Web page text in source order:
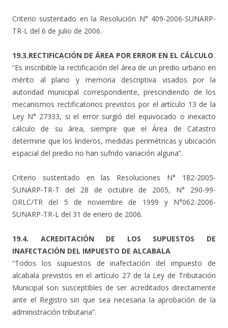
Criterio sustentado en la Resolución N° 409-2006-SUNARP-
TR-L del 6 de julio de 2006.
19.3.RECTIFICACIÓN DE ÁREA POR ERROR EN EL CÁLCULO
“Es inscribible la rectificación del área de un predio urbano en
mérito al plano y memoria descriptiva visados por la
autoridad municipal correspondiente, prescindiendo de los
mecanismos rectificatorios previstos por el artículo 13 de la
Ley N° 27333, si el error surgió del equivocado o inexacto
cálculo de su área, siempre que el Área de Catastro
determine que los linderos, medidas perimétricas y ubicación
espacial del predio no han sufrido variación alguna”.
Criterio sustentado en las Resoluciones N° 182-2005-
SUNARP-TR-T del 28 de octubre de 2005, N° 290-99-
ORLC/TR del 5 de noviembre de 1999 y N°062-2006-
SUNARP-TR-L del 31 de enero de 2006.
19.4. ACREDITACIÓN DE LOS SUPUESTOS DE
INAFECTACIÓN DEL IMPUESTO DE ALCABALA
“Todos los supuestos de inafectación del impuesto de
alcabala previstos en el artículo 27 de la Ley de Tributación
Municipal son susceptibles de ser acreditados directamente
ante el Registro sin que sea necesaria la aprobación de la
administración tributaria”.